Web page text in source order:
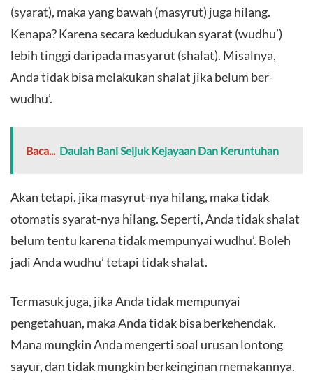
(syarat), maka yang bawah (masyrut) juga hilang.
Kenapa? Karena secara kedudukan syarat (wudhu’)
lebih tinggi daripada masyarut (shalat). Misalnya,
Anda tidak bisa melakukan shalat jika belum ber-
wudhu’.
Baca... Daulah Bani Seljuk Kejayaan Dan Keruntuhan
Akan tetapi, jika masyrut-nya hilang, maka tidak
otomatis syarat-nya hilang. Seperti, Anda tidak shalat
belum tentu karena tidak mempunyai wudhu’. Boleh
jadi Anda wudhu’ tetapi tidak shalat.
Termasuk juga, jika Anda tidak mempunyai
pengetahuan, maka Anda tidak bisa berkehendak.
Mana mungkin Anda mengerti soal urusan lontong
sayur, dan tidak mungkin berkeinginan memakannya.